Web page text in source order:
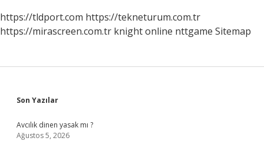
https://tldport.com https://tekneturum.com.tr
https://mirascreen.com.tr knight online nttgame Sitemap
Sidebar
Son Yazılar
Avcılık dinen yasak mı ?
Ağustos 5, 2026